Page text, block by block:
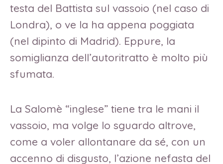
testa del Battista sul vassoio (nel caso di
Londra), o ve la ha appena poggiata
(nel dipinto di Madrid). Eppure, la
somiglianza dell’autoritratto è molto più
sfumata.
La Salomè “inglese” tiene tra le mani il
vassoio, ma volge lo sguardo altrove,
come a voler allontanare da sé, con un
accenno di disgusto, l’azione nefasta del